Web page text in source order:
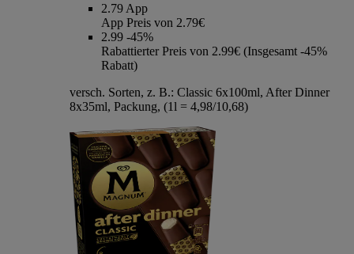
2.79 App
App Preis von 2.79€
2.99 -45%
Rabattierter Preis von 2.99€ (Insgesamt -45%
Rabatt)
versch. Sorten, z. B.: Classic 6x100ml, After Dinner
8x35ml, Packung, (1l = 4,98/10,68)